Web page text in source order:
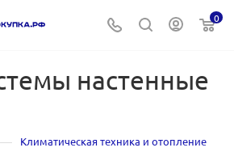
0
настенные
— Климатическая техника и отопление